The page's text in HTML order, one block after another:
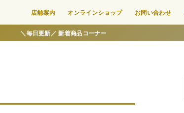
店舗案内 オンラインショップ お問い合わせ
＼毎日更新／ 新着商品コーナー